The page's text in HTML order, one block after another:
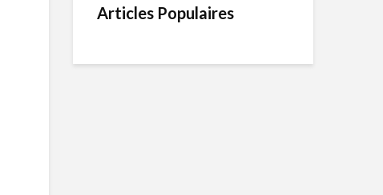
Articles Populaires